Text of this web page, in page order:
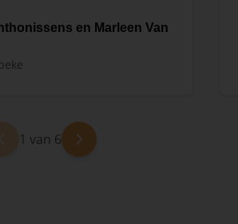
en Marleen Van
1 van 6